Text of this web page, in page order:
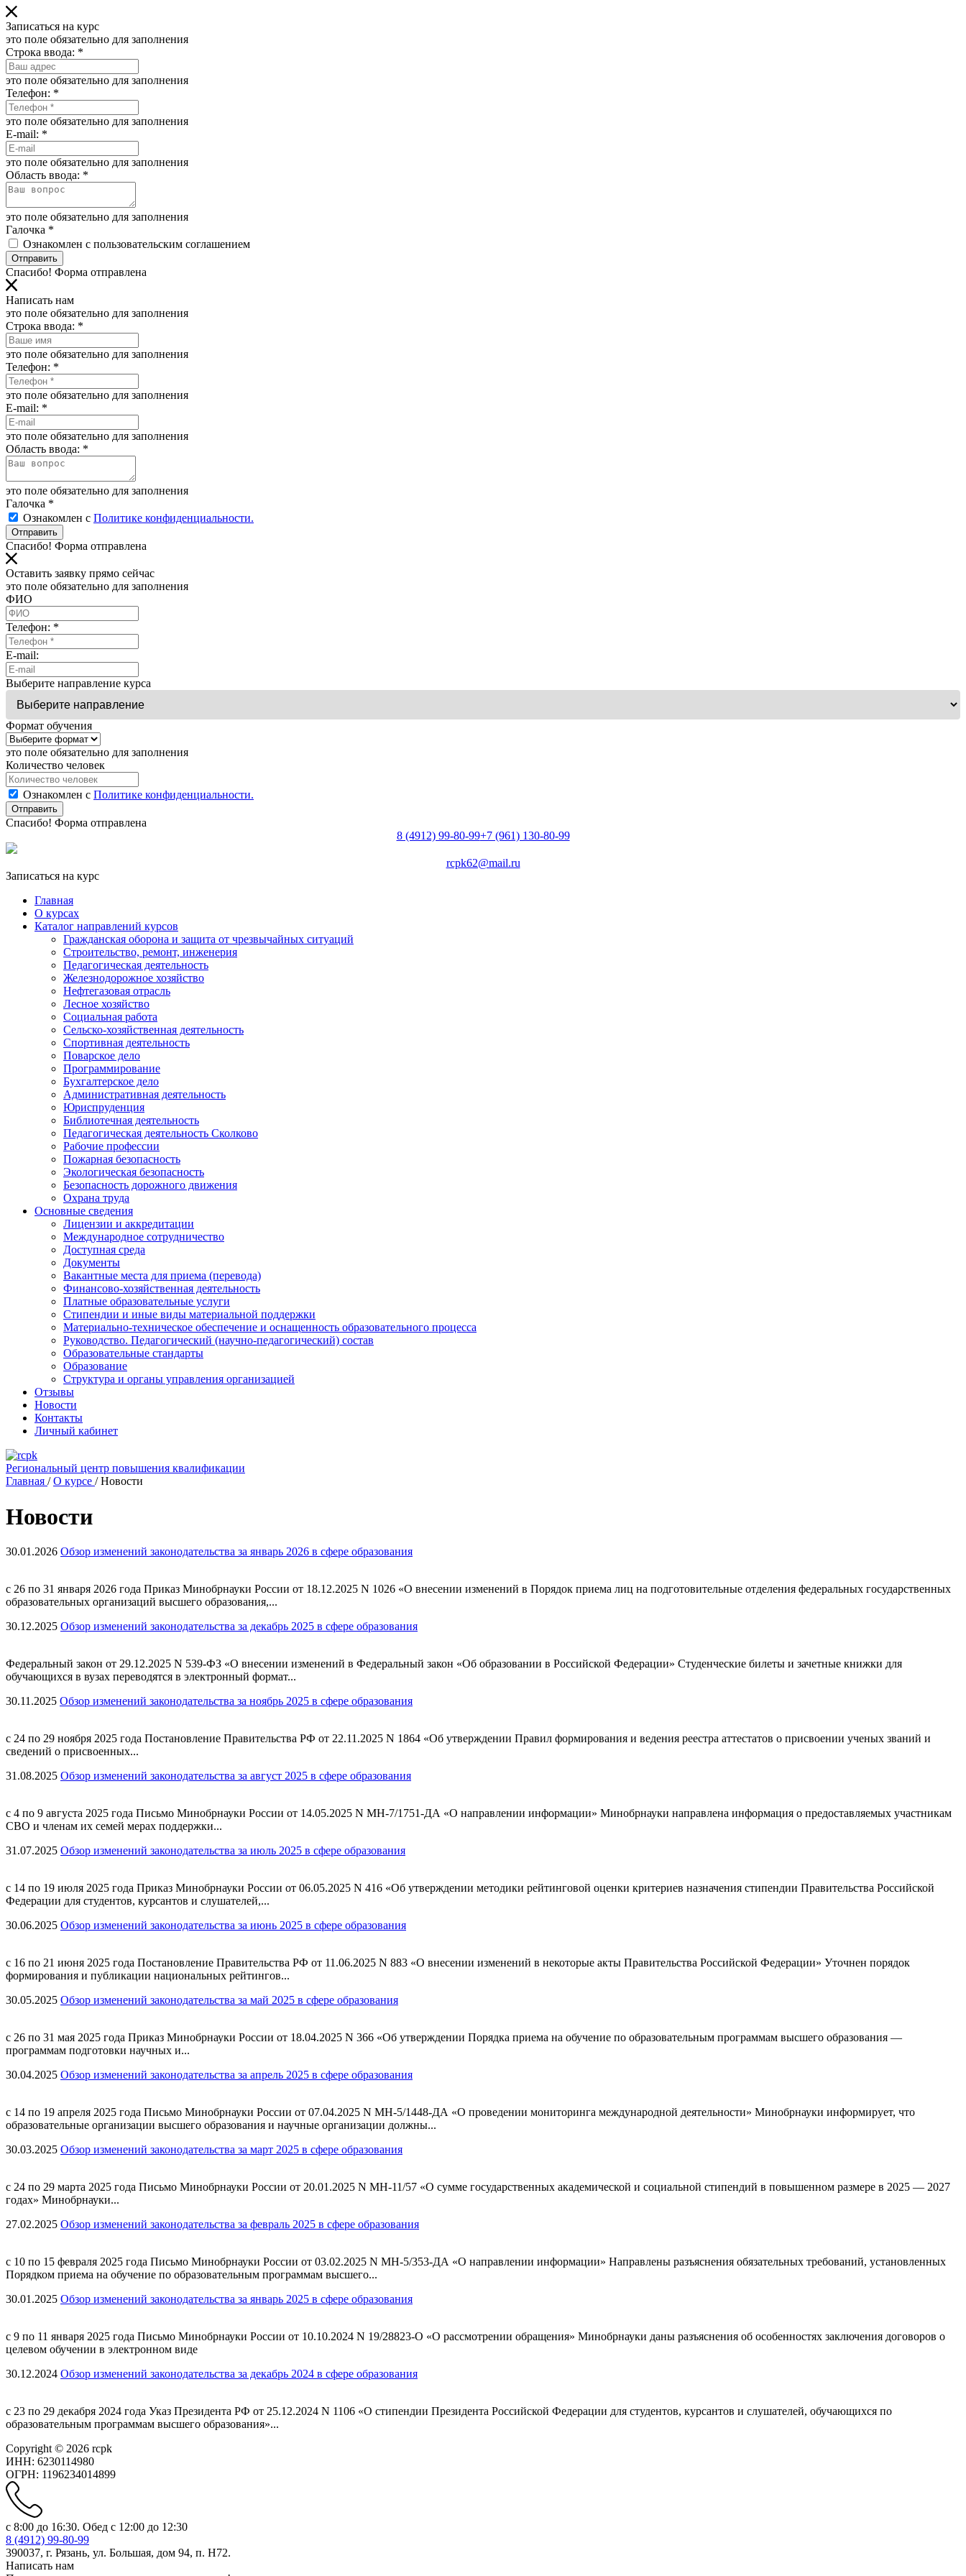
Записаться на курс
это поле обязательно для заполнения
Строка ввода: *
это поле обязательно для заполнения
Телефон: *
это поле обязательно для заполнения
E-mail: *
это поле обязательно для заполнения
Область ввода: *
это поле обязательно для заполнения
Галочка *
Ознакомлен с пользовательским соглашением
Отправить
Спасибо! Форма отправлена
Написать нам
это поле обязательно для заполнения
Строка ввода: *
это поле обязательно для заполнения
Телефон: *
это поле обязательно для заполнения
E-mail: *
это поле обязательно для заполнения
Область ввода: *
это поле обязательно для заполнения
Галочка *
Ознакомлен с Политике конфиденциальности.
Отправить
Спасибо! Форма отправлена
Оставить заявку прямо сейчас
это поле обязательно для заполнения
ФИО
Телефон: *
E-mail:
Выберите направление курса
Формат обучения
это поле обязательно для заполнения
Количество человек
Ознакомлен с Политике конфиденциальности.
Отправить
Спасибо! Форма отправлена
8 (4912) 99-80-99+7 (961) 130-80-99
rcpk62@mail.ru
Записаться на курс
Главная
О курсах
Каталог направлений курсов
Гражданская оборона и защита от чрезвычайных ситуаций
Строительство, ремонт, инженерия
Педагогическая деятельность
Железнодорожное хозяйство
Нефтегазовая отрасль
Лесное хозяйство
Социальная работа
Сельско-хозяйственная деятельность
Спортивная деятельность
Поварское дело
Программирование
Бухгалтерское дело
Административная деятельность
Юриспруденция
Библиотечная деятельность
Педагогическая деятельность Сколково
Рабочие профессии
Пожарная безопасность
Экологическая безопасность
Безопасность дорожного движения
Охрана труда
Основные сведения
Лицензии и аккредитации
Международное сотрудничество
Доступная среда
Документы
Вакантные места для приема (перевода)
Финансово-хозяйственная деятельность
Платные образовательные услуги
Стипендии и иные виды материальной поддержки
Материально-техническое обеспечение и оснащенность образовательного процесса
Руководство. Педагогический (научно-педагогический) состав
Образовательные стандарты
Образование
Структура и органы управления организацией
Отзывы
Новости
Контакты
Личный кабинет
Региональный центр повышения квалификации
Главная / О курсе / Новости
Новости
30.01.2026 Обзор изменений законодательства за январь 2026 в сфере образования
с 26 по 31 января 2026 года Приказ Минобрнауки России от 18.12.2025 N 1026 «О внесении изменений в Порядок приема лиц на подготовительные отделения федеральных государственных
образовательных организаций высшего образования,...
30.12.2025 Обзор изменений законодательства за декабрь 2025 в сфере образования
Федеральный закон от 29.12.2025 N 539-ФЗ «О внесении изменений в Федеральный закон «Об образовании в Российской Федерации» Студенческие билеты и зачетные книжки для
обучающихся в вузах переводятся в электронный формат...
30.11.2025 Обзор изменений законодательства за ноябрь 2025 в сфере образования
с 24 по 29 ноября 2025 года Постановление Правительства РФ от 22.11.2025 N 1864 «Об утверждении Правил формирования и ведения реестра аттестатов о присвоении ученых званий и
сведений о присвоенных...
31.08.2025 Обзор изменений законодательства за август 2025 в сфере образования
с 4 по 9 августа 2025 года Письмо Минобрнауки России от 14.05.2025 N МН-7/1751-ДА «О направлении информации» Минобрнауки направлена информация о предоставляемых участникам
СВО и членам их семей мерах поддержки...
31.07.2025 Обзор изменений законодательства за июль 2025 в сфере образования
с 14 по 19 июля 2025 года Приказ Минобрнауки России от 06.05.2025 N 416 «Об утверждении методики рейтинговой оценки критериев назначения стипендии Правительства Российской
Федерации для студентов, курсантов и слушателей,...
30.06.2025 Обзор изменений законодательства за июнь 2025 в сфере образования
с 16 по 21 июня 2025 года Постановление Правительства РФ от 11.06.2025 N 883 «О внесении изменений в некоторые акты Правительства Российской Федерации» Уточнен порядок
формирования и публикации национальных рейтингов...
30.05.2025 Обзор изменений законодательства за май 2025 в сфере образования
с 26 по 31 мая 2025 года Приказ Минобрнауки России от 18.04.2025 N 366 «Об утверждении Порядка приема на обучение по образовательным программам высшего образования —
программам подготовки научных и...
30.04.2025 Обзор изменений законодательства за апрель 2025 в сфере образования
с 14 по 19 апреля 2025 года Письмо Минобрнауки России от 07.04.2025 N МН-5/1448-ДА «О проведении мониторинга международной деятельности» Минобрнауки информирует, что
образовательные организации высшего образования и научные организации должны...
30.03.2025 Обзор изменений законодательства за март 2025 в сфере образования
с 24 по 29 марта 2025 года Письмо Минобрнауки России от 20.01.2025 N МН-11/57 «О сумме государственных академической и социальной стипендий в повышенном размере в 2025 — 2027
годах» Минобрнауки...
27.02.2025 Обзор изменений законодательства за февраль 2025 в сфере образования
с 10 по 15 февраля 2025 года Письмо Минобрнауки России от 03.02.2025 N МН-5/353-ДА «О направлении информации» Направлены разъяснения обязательных требований, установленных
Порядком приема на обучение по образовательным программам высшего...
30.01.2025 Обзор изменений законодательства за январь 2025 в сфере образования
с 9 по 11 января 2025 года Письмо Минобрнауки России от 10.10.2024 N 19/28823-О «О рассмотрении обращения» Минобрнауки даны разъяснения об особенностях заключения договоров о
целевом обучении в электронном виде
30.12.2024 Обзор изменений законодательства за декабрь 2024 в сфере образования
с 23 по 29 декабря 2024 года Указ Президента РФ от 25.12.2024 N 1106 «О стипендии Президента Российской Федерации для студентов, курсантов и слушателей, обучающихся по
образовательным программам высшего образования»...
Copyright © 2026 rcpk
ИНН: 6230114980
ОГРН: 1196234014899
с 8:00 до 16:30. Обед с 12:00 до 12:30
8 (4912) 99-80-99
390037, г. Рязань, ул. Большая, дом 94, п. H72.
Написать нам